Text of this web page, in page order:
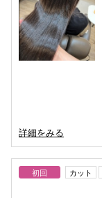
詳細をみる
初回 カット